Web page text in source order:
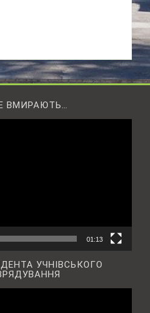
ВМИРАЮТЬ…
01:13
УЧНІВСЬКОГО